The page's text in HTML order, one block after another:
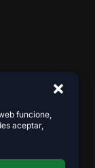
funcione,
aceptar,